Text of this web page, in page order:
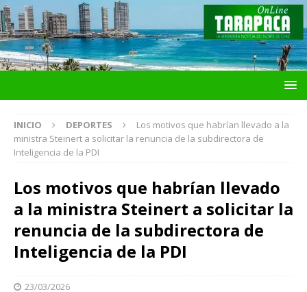
INICIO DEPORTES
Los motivos que habrían llevado a la
ministra Steinert a solicitar la renuncia de la subdirectora de
Inteligencia de la PDI
Los motivos que habrían llevado
a la ministra Steinert a solicitar la
renuncia de la subdirectora de
Inteligencia de la PDI
23/03/2026